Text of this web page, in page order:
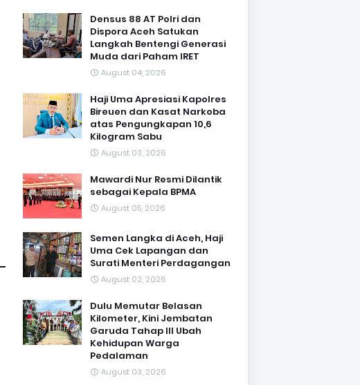
Densus 88 AT Polri dan
Dispora Aceh Satukan
Langkah Bentengi Generasi
Muda dari Paham IRET
August 04, 2026
Haji Uma Apresiasi Kapolres
Bireuen dan Kasat Narkoba
atas Pengungkapan 10,6
Kilogram Sabu
August 03, 2026
Mawardi Nur Resmi Dilantik
sebagai Kepala BPMA
August 05, 2026
Semen Langka di Aceh, Haji
Uma Cek Lapangan dan
Surati Menteri Perdagangan
August 02, 2026
Dulu Memutar Belasan
Kilometer, Kini Jembatan
Garuda Tahap III Ubah
Kehidupan Warga
Pedalaman ‎
August 03, 2026